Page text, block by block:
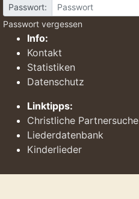
Passwort:
Passwort vergessen
Info:
Kontakt
Statistiken
Datenschutz
Linktipps:
Christliche Partnersuche
Liederdatenbank
Kinderlieder